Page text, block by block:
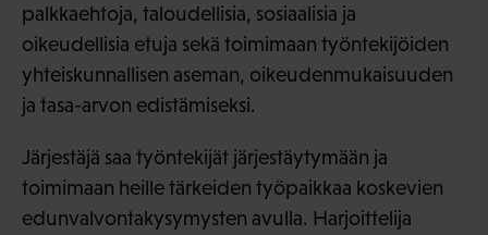
palkkaehtoja, taloudellisia, sosiaalisia ja
oikeudellisia etuja sekä toimimaan työntekijöiden
yhteiskunnallisen aseman, oikeudenmukaisuuden
ja tasa-arvon edistämiseksi.
Järjestäjä saa työntekijät järjestäytymään ja
toimimaan heille tärkeiden työpaikkaa koskevien
edunvalvontakysymysten avulla. Harjoittelija